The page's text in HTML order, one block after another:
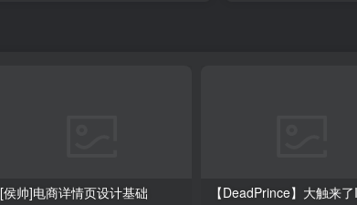
[侯帅]电商详情页设计基础